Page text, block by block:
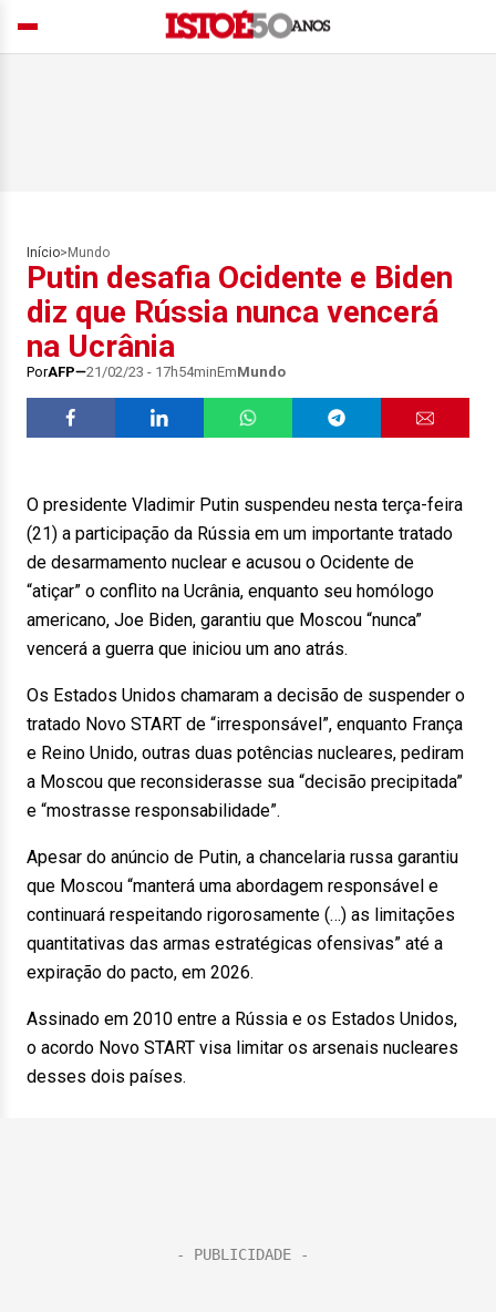
Início> Mundo
Putin desafia Ocidente e Biden
diz que Rússia nunca vencerá
na Ucrânia
PorAFP 21/02/23 - 17h54minEmMundo
O presidente Vladimir Putin suspendeu nesta terça-feira
(21) a participação da Rússia em um importante tratado
de desarmamento nuclear e acusou o Ocidente de
“atiçar” o conflito na Ucrânia, enquanto seu homólogo
americano, Joe Biden, garantiu que Moscou “nunca”
vencerá a guerra que iniciou um ano atrás.
Os Estados Unidos chamaram a decisão de suspender o
tratado Novo START de “irresponsável”, enquanto França
e Reino Unido, outras duas potências nucleares, pediram
a Moscou que reconsiderasse sua “decisão precipitada”
e “mostrasse responsabilidade”.
Apesar do anúncio de Putin, a chancelaria russa garantiu
que Moscou “manterá uma abordagem responsável e
continuará respeitando rigorosamente (…) as limitações
quantitativas das armas estratégicas ofensivas” até a
expiração do pacto, em 2026.
Assinado em 2010 entre a Rússia e os Estados Unidos,
o acordo Novo START visa limitar os arsenais nucleares
desses dois países.